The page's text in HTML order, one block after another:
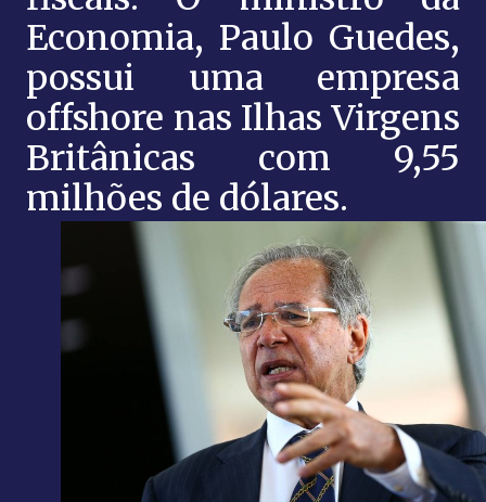
Economia, Paulo Guedes,
possui uma empresa
offshore nas Ilhas Virgens
Britânicas com 9,55
milhões de dólares.